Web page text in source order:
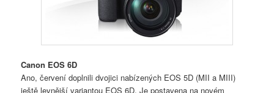
Canon EOS 6D
Ano, červení doplnili dvojici nabízených EOS 5D (MII a MIII)
ještě levnější variantou EOS 6D. Je postavena na novém